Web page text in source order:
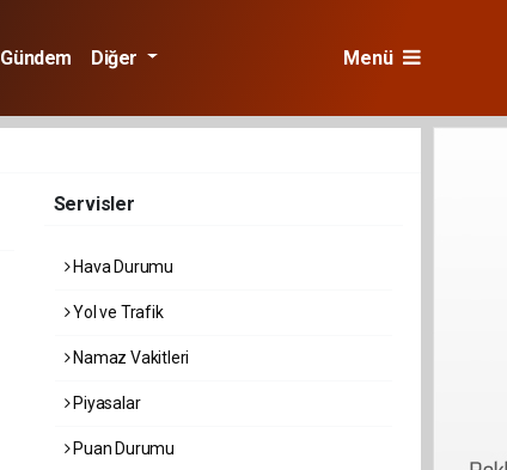
Gündem Diğer Menü
Servisler
Hava Durumu
Yol ve Trafik
Namaz Vakitleri
Piyasalar
Puan Durumu